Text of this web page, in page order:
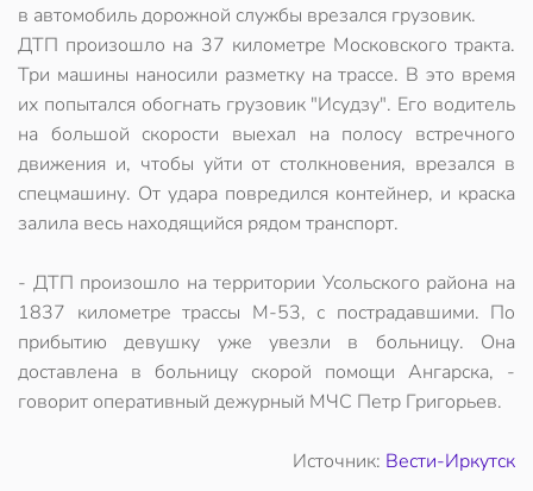
в автомобиль дорожной службы врезался грузовик.
ДТП произошло на 37 километре Московского тракта.
Три машины наносили разметку на трассе. В это время
их попытался обогнать грузовик "Исудзу". Его водитель
на большой скорости выехал на полосу встречного
движения и, чтобы уйти от столкновения, врезался в
спецмашину. От удара повредился контейнер, и краска
залила весь находящийся рядом транспорт.
- ДТП произошло на территории Усольского района на
1837 километре трассы М-53, с пострадавшими. По
прибытию девушку уже увезли в больницу. Она
доставлена в больницу скорой помощи Ангарска, -
говорит оперативный дежурный МЧС Петр Григорьев.
Источник: Вести-Иркутск